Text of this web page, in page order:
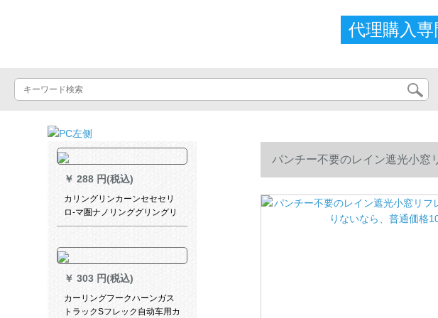
代理購入専
￥ 288 円(税込)
カリングリンカーンセセセリ
ロ-マ圏ナノリンググリングリ
ングリングリングリング40个
￥ 303 円(税込)
カーリングフークハーンガス
トラックSフレック自动车用カ
パンチー不要のレイン遮光小窓